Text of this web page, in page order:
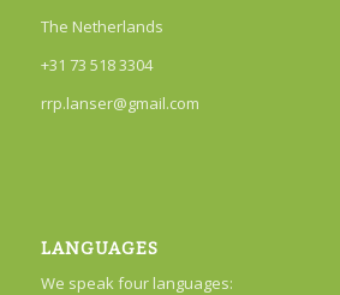
The Netherlands
+31 73 518 3304
rrp.lanser@gmail.com
LANGUAGES
We speak four languages: